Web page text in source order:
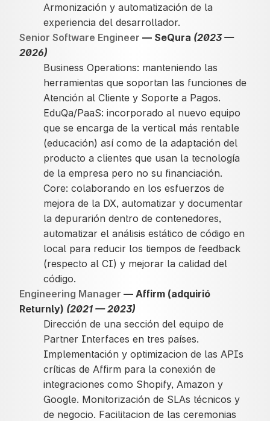
Armonización y automatización de la
experiencia del desarrollador.
Senior Software Engineer — SeQura (2023 —
2026)
Business Operations: manteniendo las
herramientas que soportan las funciones de
Atención al Cliente y Soporte a Pagos.
EduQa/PaaS: incorporado al nuevo equipo
que se encarga de la vertical más rentable
(educación) así como de la adaptación del
producto a clientes que usan la tecnología
de la empresa pero no su financiación.
Core: colaborando en los esfuerzos de
mejora de la DX, automatizar y documentar
la depurarión dentro de contenedores,
automatizar el análisis estático de código en
local para reducir los tiempos de feedback
(respecto al CI) y mejorar la calidad del
código.
Engineering Manager — Affirm (adquirió
Returnly) (2021 — 2023)
Dirección de una sección del equipo de
Partner Interfaces en tres países.
Implementación y optimizacion de las APIs
críticas de Affirm para la conexión de
integraciones como Shopify, Amazon y
Google. Monitorización de SLAs técnicos y
de negocio. Facilitacion de las ceremonias